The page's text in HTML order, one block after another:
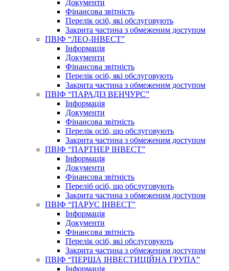
Документи
Фінансова звітність
Перелік осіб, які обслуговують
Закрита частина з обмеженим доступом
ПВІФ “ЛЕО-ІНВЕСТ”
Інформація
Документи
Фінансова звітність
Перелік осіб, які обслуговують
Закрита частина з обмеженим доступом
ПВІФ “ПАРАДІЗ ВЕНЧУРС”
Інформація
Документи
Фінансова звітність
Перелік осіб, що обслуговують
Закрита частина з обмеженим доступом
ПВІФ “ПАРТНЕР ІНВЕСТ”
Інформація
Документи
Фінансова звітність
Переліб осіб, що обслуговують
Закрита частина з обмеженим доступом
ПВІФ “ПАРУС ІНВЕСТ”
Інформація
Документи
Фінансова звітність
Перелік осіб, які обслуговують
Закрита частина з обмеженим доступом
ПВІФ “ПЕРША ІНВЕСТИЦІЙНА ГРУПА”
Інформація